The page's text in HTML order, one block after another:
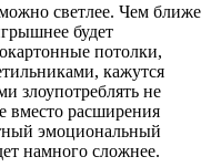
светлее. Чем ближе
будет
потолки,
кажутся
злоупотреблять не
вместо расширения
эмоциональный
намного сложнее.